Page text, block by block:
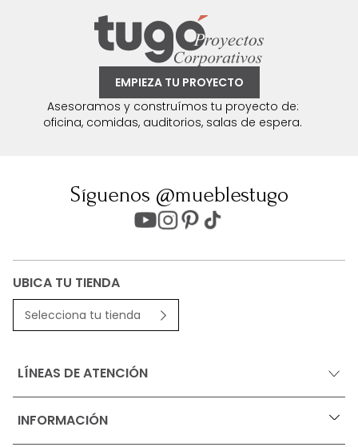
EMPIEZA TU PROYECTO
Asesoramos y construímos tu proyecto de:
oficina, comidas, auditorios, salas de espera.
Síguenos @mueblestugo
UBICA TU TIENDA
Selecciona tu tienda
LÍNEAS DE ATENCIÓN
INFORMACIÓN +